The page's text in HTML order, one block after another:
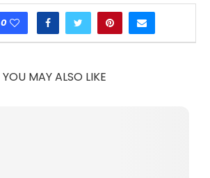
0
YOU MAY ALSO LIKE